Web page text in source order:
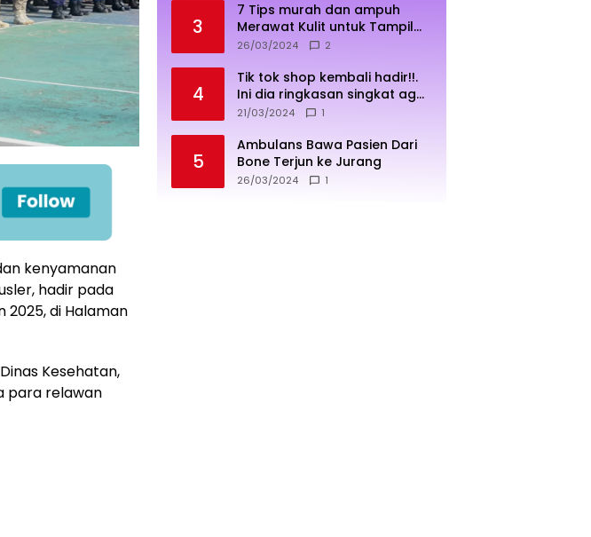
kenyamanan
hadir pada
di Halaman
Kesehatan,
para relawan
3
7 Tips murah dan ampuh
Merawat Kulit untuk Tampil
Sehat dan Cerah
26/03/2024 2
4
Tik tok shop kembali hadir!!.
Ini dia ringkasan singkat agar
penjualan lebih sukses
21/03/2024 1
5
Ambulans Bawa Pasien Dari
Bone Terjun ke Jurang
26/03/2024 1